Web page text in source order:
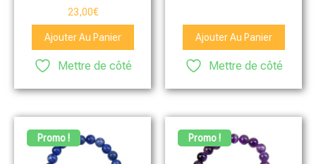
23,00€
Ajouter Au Panier
Mettre de côté
Ajouter Au Panier
Mettre de côté
Promo ! Promo !